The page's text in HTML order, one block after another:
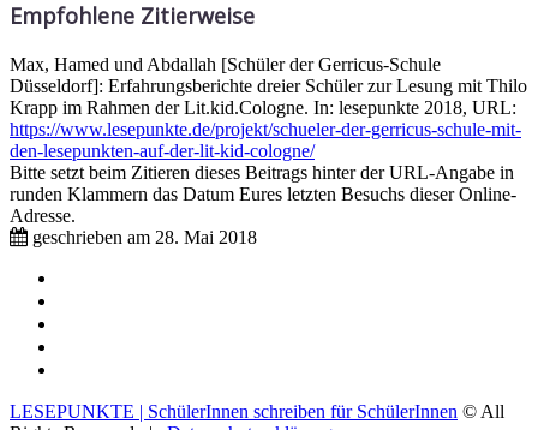
Empfohlene Zitierweise
Max, Hamed und Abdallah [Schüler der Gerricus-Schule
Düsseldorf]: Erfahrungsberichte dreier Schüler zur Lesung mit Thilo
Krapp im Rahmen der Lit.kid.Cologne. In: lesepunkte 2018, URL:
https://www.lesepunkte.de/projekt/schueler-der-gerricus-schule-mit-
den-lesepunkten-auf-der-lit-kid-cologne/
Bitte setzt beim Zitieren dieses Beitrags hinter der URL-Angabe in
runden Klammern das Datum Eures letzten Besuchs dieser Online-
Adresse.
geschrieben am 28. Mai 2018
LESEPUNKTE | SchülerInnen schreiben für SchülerInnen © All